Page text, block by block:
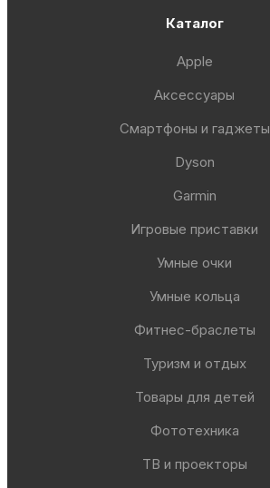
Каталог
Apple
Аксессуары
Смартфоны и гаджеты
Dyson
Garmin
Игровые приставки
Умные очки
Умные кольца
Фитнес-браслеты
Туризм и отдых
Товары для детей
Фототехника
ТВ и проекторы